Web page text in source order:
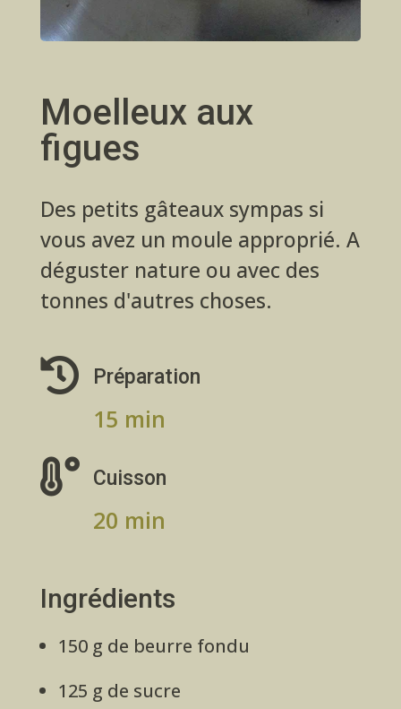
Moelleux aux
figues
Des petits gâteaux sympas si
vous avez un moule approprié. A
déguster nature ou avec des
tonnes d'autres choses.
 Préparation
15 min
 Cuisson
20 min
Ingrédients
150 g de beurre fondu
125 g de sucre